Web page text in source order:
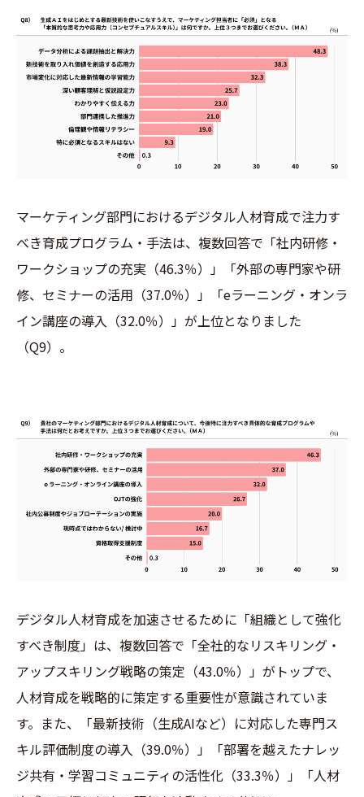
マーケティング部門におけるデジタル人材育成で注力す
べき育成プログラム・手法は、複数回答で「社内研修・
ワークショップの充実（46.3％）」「外部の専門家や研
修、セミナーの活用（37.0％）」「eラーニング・オンラ
イン講座の導入（32.0％）」が上位となりました
（Q9）。
デジタル人材育成を加速させるために「組織として強化
すべき制度」は、複数回答で「全社的なリスキリング・
アップスキリング戦略の策定（43.0％）」がトップで、
人材育成を戦略的に策定する重要性が意識されていま
す。また、「最新技術（生成AIなど）に対応した専門ス
キル評価制度の導入（39.0％）」「部署を越えたナレッ
ジ共有・学習コミュニティの活性化（33.3％）」「人材